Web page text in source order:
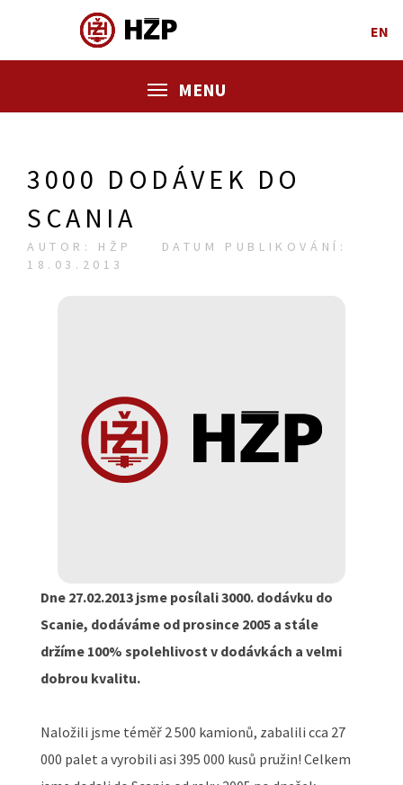
EN
MENU
3000 DODÁVEK DO
SCANIA
AUTOR: HŽP
DATUM PUBLIKOVÁNÍ:
18.03.2013
Dne 27.02.2013 jsme posílali 3000. dodávku do
Scanie, dodáváme od prosince 2005 a stále
držíme 100% spolehlivost v dodávkách a velmi
dobrou kvalitu.
Naložili jsme téměř 2 500 kamionů, zabalili cca 27
000 palet a vyrobili asi 395 000 kusů pružin! Celkem